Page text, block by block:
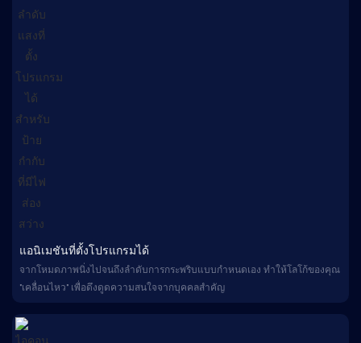
แอนิเมชันที่ตั้งโปรแกรมได้
จากโหมดภาพนิ่งไปจนถึงลำดับการกระพริบแบบกำหนดเอง ทำให้โลโก้ของคุณ
"เคลื่อนไหว" เพื่อดึงดูดความสนใจจากบุคคลสำคัญ